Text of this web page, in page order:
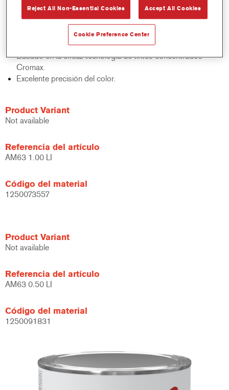
acabados y bases bicapa.
Rápido control de stocks.
Ahorra espacio de almacenamiento.
Basado en la eficaz tecnología de tintes concentrados
Cromax.
Excelente precisión del color.
Product Variant
Not available
Referencia del artículo
AM63 1.00 LI
Código del material
1250073557
Product Variant
Not available
Referencia del artículo
AM63 0.50 LI
Código del material
1250091831
Reject All Non-Essential Cookies Accept All Cookies
Cookie Preference Center